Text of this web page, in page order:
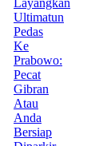
Ultimatun
Pedas
Ke
Prabowo:
Pecat
Gibran
Atau
Anda
Bersiap